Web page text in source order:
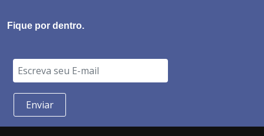
Fique por dentro.